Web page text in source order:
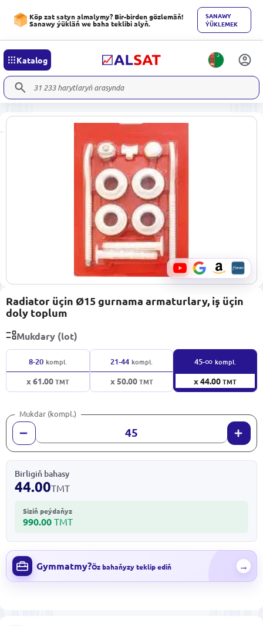
Köp zat satyn almalymy? Bir-birden gözlemäň!
Sanawy ýükläň we baha teklibi alyň.
SANAWY
ÝÜKLEMEK
Katalog
Radiator üçin Ø15 gurnama armaturlary, iş üçin
doly toplum
Mukdary (lot)
8-20 kompl.
x 61.00TMT
21-44 kompl.
x 50.00TMT
45-∞ kompl.
x 44.00TMT
Mukdar (kompl.)
Birligiň bahasy
44.00TMT
Siziň peýdaňyz
990.00 TMT
Gymmatmy?Öz bahaňyzy teklip ediň →